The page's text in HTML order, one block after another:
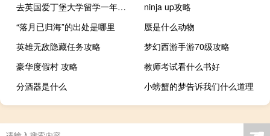
去英国爱丁堡大学留学一年需要花多少钱
ninja up攻略
“落月已归海”的出处是哪里
蜃是什么动物
英雄无敌隐藏任务攻略
梦幻西游手游70级攻略
豪华度假村 攻略
教师考试看什么书好
分酒器是什么
小螃蟹的梦告诉我们什么道理